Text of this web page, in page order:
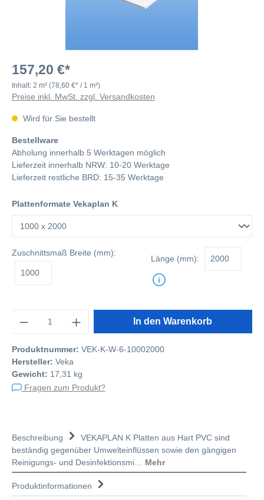
157,20 €*
Inhalt: 2 m² (78,60 €* / 1 m²)
Preise inkl. MwSt. zzgl. Versandkosten
Wird für Sie bestellt
Bestellware
Abholung innerhalb 5 Werktagen möglich
Lieferzeit innerhalb NRW: 10-20 Werktage
Lieferzeit restliche BRD: 15-35 Werktage
Plattenformate Vekaplan K
Zuschnittsmaß Breite (mm):
Länge (mm):
In den Warenkorb
Produktnummer: VEK-K-W-6-10002000
Hersteller: Veka
Gewicht: 17,31 kg
Fragen zum Produkt?
Beschreibung
VEKAPLAN K Platten aus Hart PVC sind
beständig gegenüber Umwelteinflüssen sowie den gängigen
Reinigungs- und Desinfektionsmi… Mehr
Produktinformationen